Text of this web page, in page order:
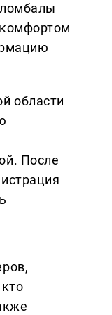
области
После